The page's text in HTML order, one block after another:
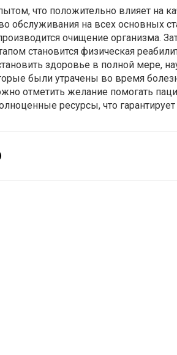
что положительно влияет на
обслуживания на всех основных
очищение организма.
становится физическая
здоровье в полной мере,
были утрачены во время
отметить желание помогать
ресурсы, что гарантирует